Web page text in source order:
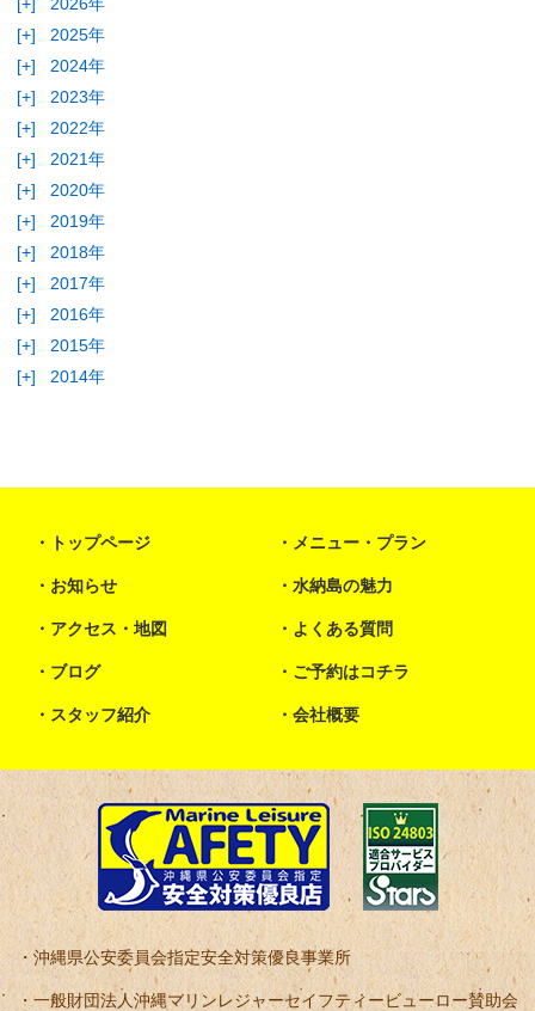
[+]
2025年
[+]
2024年
[+]
2023年
[+]
2022年
[+]
2021年
[+]
2020年
[+]
2019年
[+]
2018年
[+]
2017年
[+]
2016年
[+]
2015年
[+]
2014年
トップページ メニュー・プラン
お知らせ 水納島の魅力
アクセス・地図 よくある質問
ブログ ご予約はコチラ
スタッフ紹介 会社概要
沖縄県公安委員会指定安全対策優良事業所
一般財団法人沖縄マリンレジャーセイフティービューロー賛助会